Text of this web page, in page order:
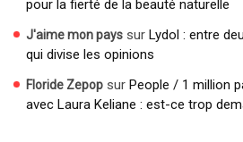
pour la fierté de la beauté naturelle
J'aime mon pays sur Lydol : entre
qui divise les opinions
Floride Zepop sur People / 1 million
avec Laura Keliane : est-ce trop